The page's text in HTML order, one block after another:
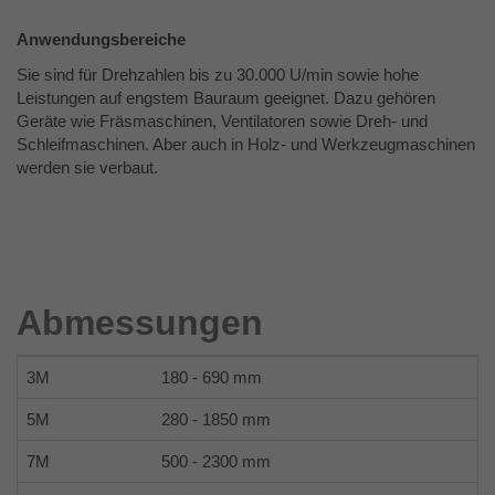
Anwendungsbereiche
Sie sind für Drehzahlen bis zu 30.000 U/min sowie hohe
Leistungen auf engstem Bauraum geeignet. Dazu gehören
Geräte wie Fräsmaschinen, Ventilatoren sowie Dreh- und
Schleifmaschinen. Aber auch in Holz- und Werkzeugmaschinen
werden sie verbaut.
Abmessungen
3M 180 - 690 mm
5M 280 - 1850 mm
7M 500 - 2300 mm
Die Cookies speichern Informationen
anonym und weisen eine randoly
generierte Nummer zu, um eindeutige
Besucher zu identifizieren.
Dieses Cookie wird von Google Analytics
Informationen darüber zu speichern, wie
bei der Erstellung eines Analyseberichts
darüber, wie es der Website geht. Die